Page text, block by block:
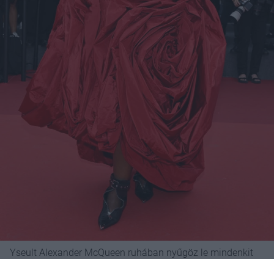
Yseult Alexander McQueen ruhában nyűgöz le mindenkit